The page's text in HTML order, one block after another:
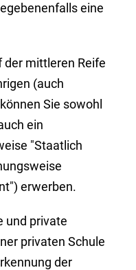
eine
der mittleren Reife
(auch
Sie sowohl
ein
"Staatlich
erwerben.
und private
privaten Schule
der